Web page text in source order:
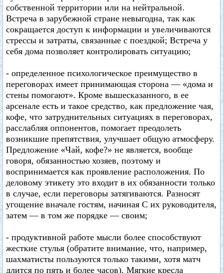
собственной территории или на нейтральной.
Встреча в зарубежной стране невыгодна, так как
сокращается доступ к информации и увеличиваются
стрессы и затраты, связанные с поездкой; Встреча у
себя дома позволяет контролировать ситуацию;
- определенное психологическое преимущество в
переговорах имеет принимающая сторона — «дома и
стены помогают». Кроме вышесказанного, в ее
арсенале есть и такое средство, как предложение чая,
кофе, что затруднительных ситуациях в переговорах,
расслабляя оппонентов, помогает преодолеть
возникшие препятствия, улучшает общую атмосферу.
Предложение «Чай, кофе?» не является, вообще
говоря, обязанностью хозяев, поэтому и
воспринимается как проявление расположения. По
деловому этикету это входит в их обязанности только
в случае, если переговоры затягиваются. Разносят
угощение вначале гостям, начиная С их руководителя,
затем — в том же порядке — своим;
- продуктивной работе мысли более способствуют
жесткие стулья (обратите внимание, что, например,
шахматисты пользуются только такими, хотя матч
длится по пять и более часов). Мягкие кресла